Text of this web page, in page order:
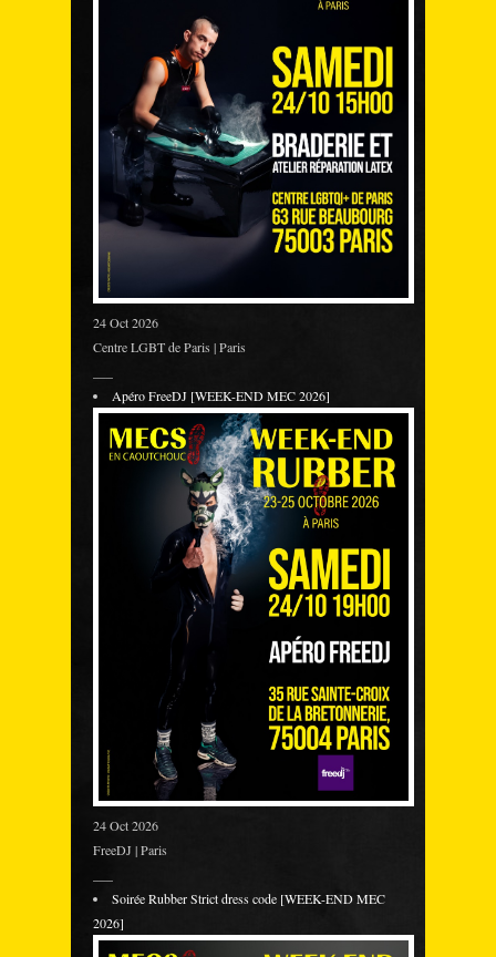
24 Oct 2026
Centre LGBT de Paris | Paris
Apéro FreeDJ [WEEK-END MEC 2026]
24 Oct 2026
FreeDJ | Paris
Soirée Rubber Strict dress code [WEEK-END MEC
2026]